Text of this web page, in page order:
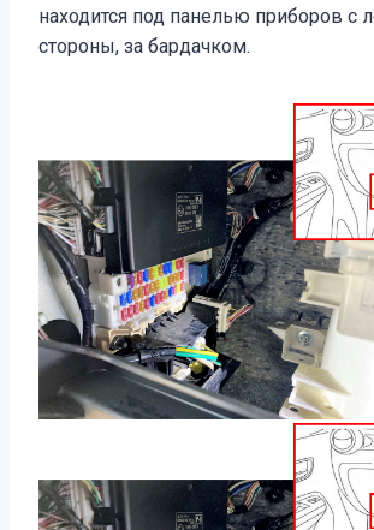
находится под панелью приборов с
стороны, за бардачком.